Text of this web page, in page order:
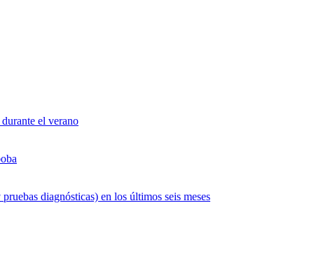
el verano
diagnósticas) en los últimos seis meses